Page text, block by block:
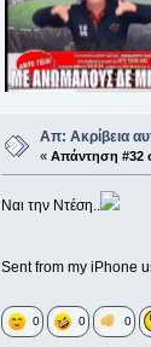
Απ: Ακρίβεια
« Απάντηση #32
Ναι την Ντέση..
Sent from my iPhone
0 0 0